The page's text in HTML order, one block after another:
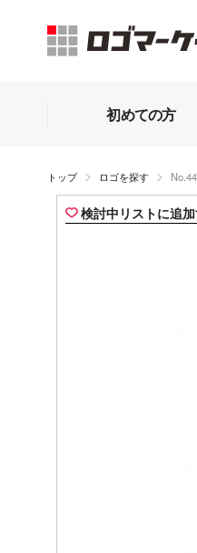
初めての方
トップ ロゴを探す
検討中リストに追